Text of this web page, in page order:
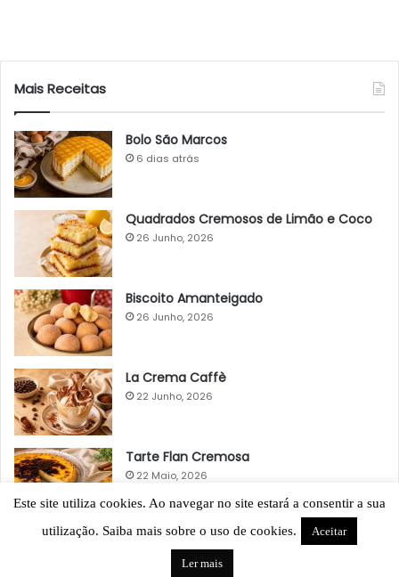
Mais Receitas
Bolo São Marcos
6 dias atrás
Quadrados Cremosos de Limão e Coco
26 Junho, 2026
Biscoito Amanteigado
26 Junho, 2026
La Crema Caffè
22 Junho, 2026
Tarte Flan Cremosa
22 Maio, 2026
Este site utiliza cookies. Ao navegar no site estará a consentir a sua
utilização. Saiba mais sobre o uso de cookies.
Aceitar
Ler mais